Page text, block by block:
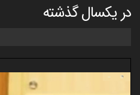
در یکسال گذشته